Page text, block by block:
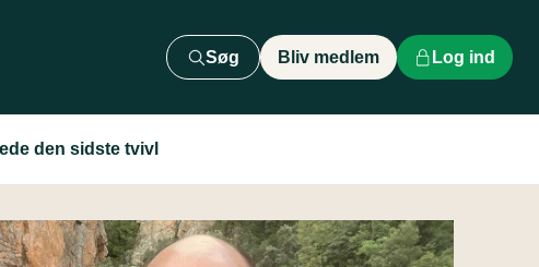
Søg Bliv medlem Log ind
den sidste tvivl